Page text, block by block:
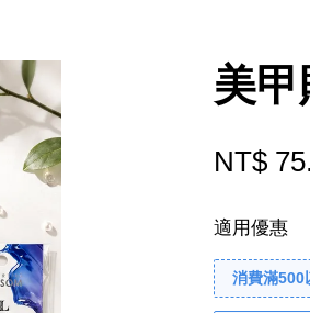
美
NT$
適用優惠
消費滿500